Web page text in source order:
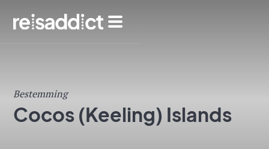
Bestemming
Cocos (Keeling) Islands